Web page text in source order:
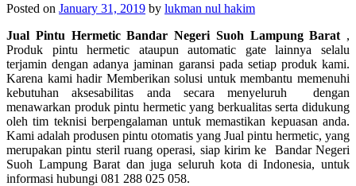
Posted on January 31, 2019 by lukman nul hakim
Jual Pintu Hermetic Bandar Negeri Suoh Lampung Barat ,
Produk pintu hermetic ataupun automatic gate lainnya selalu
terjamin dengan adanya jaminan garansi pada setiap produk kami.
Karena kami hadir Memberikan solusi untuk membantu memenuhi
kebutuhan aksesabilitas anda secara menyeluruh dengan
menawarkan produk pintu hermetic yang berkualitas serta didukung
oleh tim teknisi berpengalaman untuk memastikan kepuasan anda.
Kami adalah produsen pintu otomatis yang Jual pintu hermetic, yang
merupakan pintu steril ruang operasi, siap kirim ke
Bandar Negeri
Suoh Lampung Barat dan juga seluruh kota di Indonesia, untuk
informasi hubungi 081 288 025 058.